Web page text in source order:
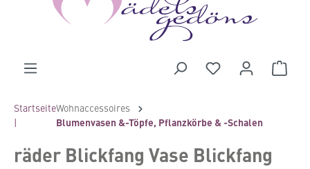
Startseite
|
Wohnaccessoires
Blumenvasen &-Töpfe, Pflanzkörbe & -Schalen
räder Blickfang Vase Blickfang